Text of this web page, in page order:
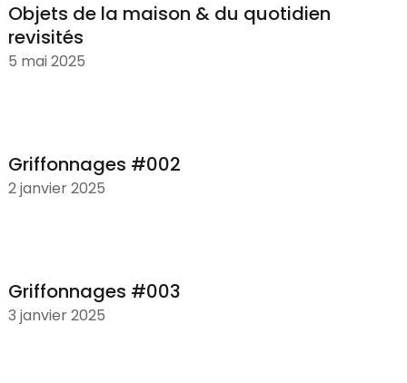
Objets de la maison & du quotidien
revisités
5 mai 2025
Griffonnages #002
2 janvier 2025
Griffonnages #003
3 janvier 2025